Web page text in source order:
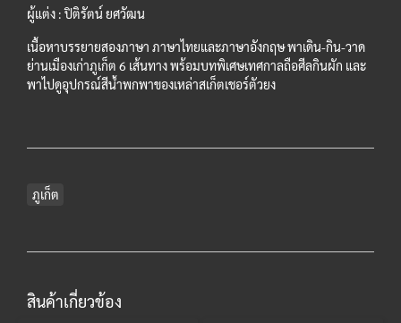
ผู้แต่ง : ปิติรัตน์ ยศวัฒน
เนื้อหาบรรยายสองภาษา ภาษาไทยและภาษาอังกฤษ พาเดิน-กิน-วาด
ย่านเมืองเก่าภูเก็ต 6 เส้นทาง พร้อมบทพิเศษเทศกาลถือศีลกินผัก และ
พาไปดูอุปกรณ์สีน้ำพกพาของเหล่าสเก็ตเชอร์ตัวยง
ภูเก็ต
สินค้าเกี่ยวข้อง